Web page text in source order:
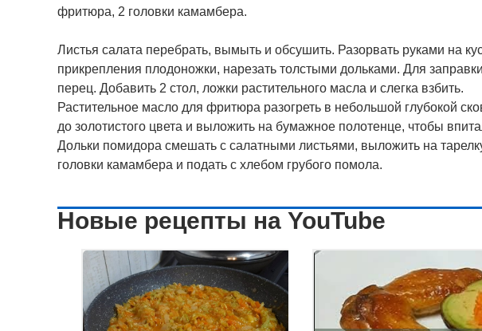
фритюра, 2 головки камамбера.
Листья салата перебрать, вымыть и обсушить. Разорвать руками на
прикрепления плодоножки, нарезать толстыми дольками. Для
перец. Добавить 2 стол, ложки растительного масла и слегка взбить.
Растительное масло для фритюра разогреть в небольшой глубокой
до золотистого цвета и выложить на бумажное полотенце, чтобы
Дольки помидора смешать с салатными листьями, выложить на
головки камамбера и подать с хлебом грубого помола.
Новые рецепты на YouTube